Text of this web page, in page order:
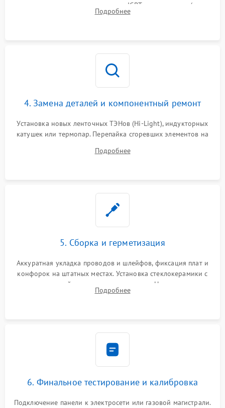
модуля, реле, диодных мостов и IGBT-транзисторов (для
индукции). Проверка кранов и газ-контроля (для газовых
Подробнее
4. Замена деталей и компонентный ремонт
Установка новых ленточных ТЭНов (Hi-Light), индукторных
катушек или термопар. Перепайка сгоревших элементов на
дорожек. Очистка контактов и замена поврежденной
Подробнее
5. Сборка и герметизация
Аккуратная укладка проводов и шлейфов, фиксация плат и
конфорок на штатных местах. Установка стеклокерамики с
проверкой равномерности зазоров. Нанесение
термостойкого герметика или укладка уплотнительной
Подробнее
6. Финальное тестирование и калибровка
Подключение панели к электросети или газовой магистрали.